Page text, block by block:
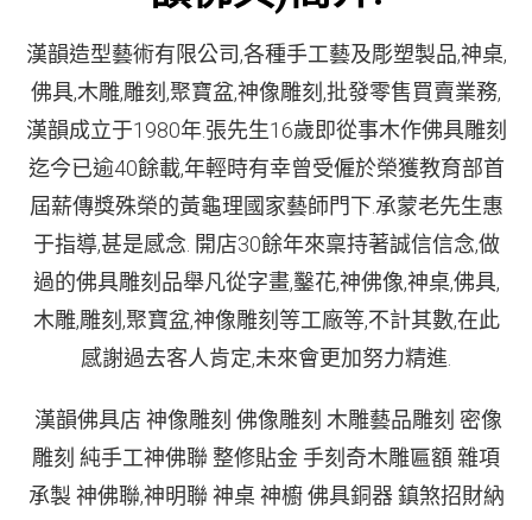
漢韻造型藝術有限公司,各種手工藝及彫塑製品,神桌,
佛具,木雕,雕刻,聚寶盆,神像雕刻,批發零售買賣業務,
漢韻成立于1980年.張先生16歲即從事木作佛具雕刻
迄今已逾40餘載,年輕時有幸曾受僱於榮獲教育部首
屆薪傳獎殊榮的黃龜理國家藝師門下.承蒙老先生惠
于指導,甚是感念. 開店30餘年來稟持著誠信信念,做
過的佛具雕刻品舉凡從字畫,鑿花,神佛像,神桌,佛具,
木雕,雕刻,聚寶盆,神像雕刻等工廠等,不計其數,在此
感謝過去客人肯定,未來會更加努力精進.
漢韻佛具店 神像雕刻 佛像雕刻 木雕藝品雕刻 密像
雕刻 純手工神佛聯 整修貼金 手刻奇木雕匾額 雜項
承製 神佛聯,神明聯神桌 神櫥佛具銅器 鎮煞招財納